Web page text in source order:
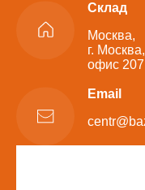
Склад
Москва,
г.
офис 207
Email